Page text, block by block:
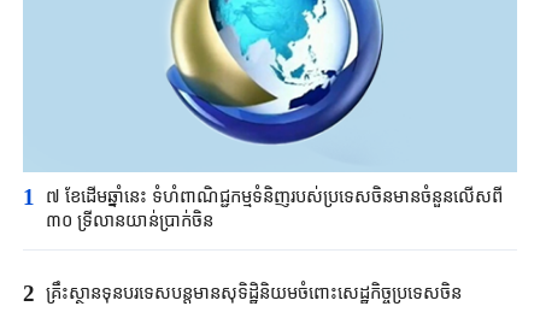
1
៧ ខែដើមឆ្នាំនេះ ទំហំពាណិជ្ជកម្មទំនិញរបស់ប្រទេសចិនមានចំនួនលើសពី
៣០ ទ្រីលានយាន់ប្រាក់ចិន
2 គ្រឹះស្ថាន​ទុនបរទេស​បន្តមាន​សុទិដ្ឋិនិយម​ចំពោះសេដ្ឋកិច្ច​ប្រទេសចិន​​